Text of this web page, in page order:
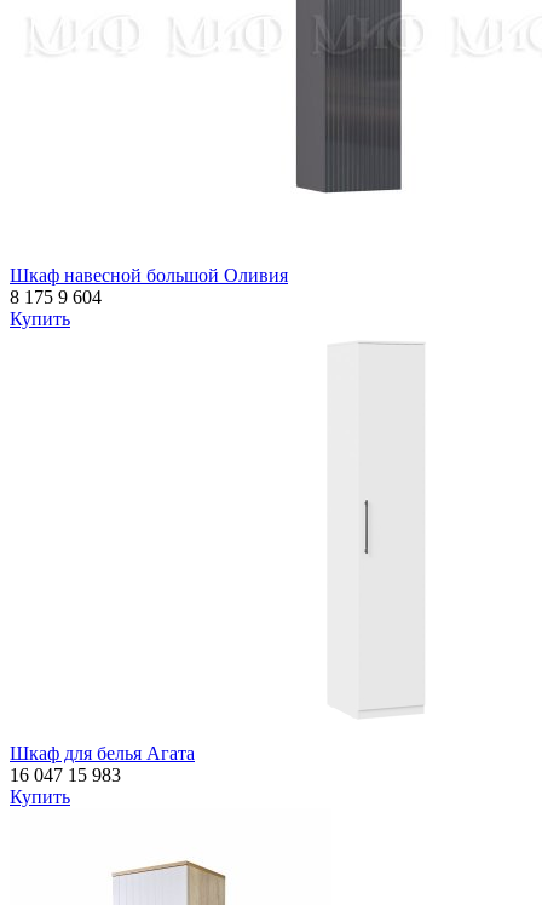
Шкаф навесной большой Оливия
8 175 9 604
Купить
Шкаф для белья Агата
16 047 15 983
Купить